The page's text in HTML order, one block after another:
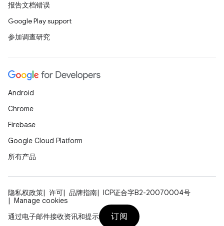
报告文档错误
Google Play support
参加调查研究
Android
Chrome
Firebase
Google Cloud Platform
所有产品
隐私权政策 许可 品牌指南
ICP证合字B2-20070004号
Manage cookies
通过电子邮件接收资讯和提示
订阅